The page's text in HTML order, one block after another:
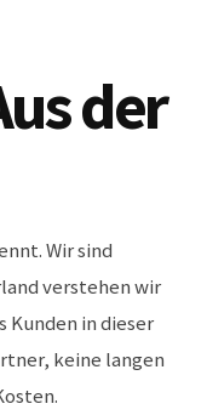
der
Wir sind
verstehen wir
Kunden in dieser
keine langen